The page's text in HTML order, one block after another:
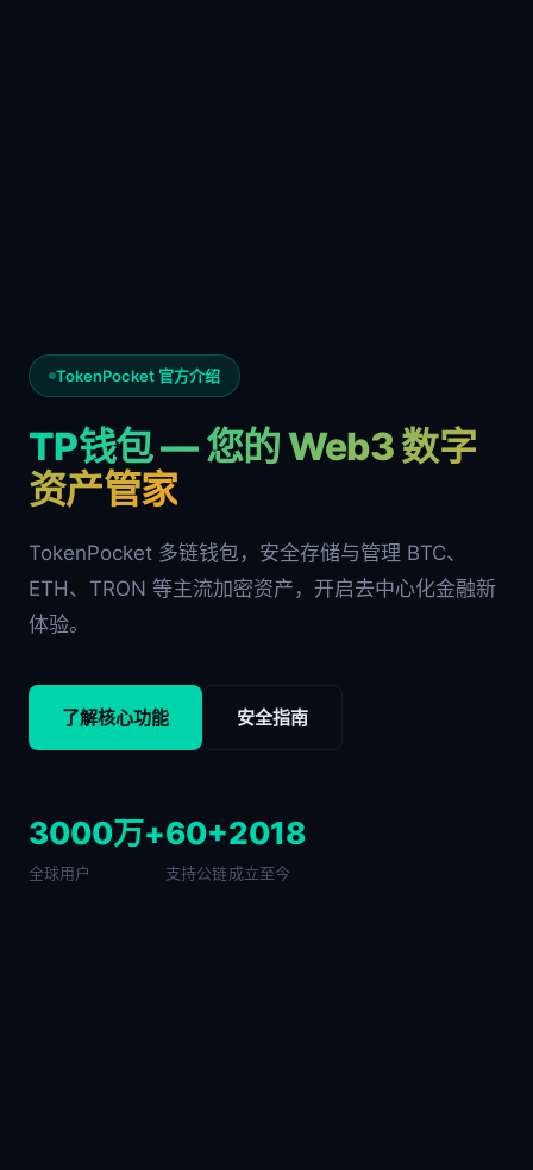
TokenPocket 官方介绍
TP钱包 — 您的 Web3 数字
资产管家
TokenPocket 多链钱包，安全存储与管理 BTC、
ETH、TRON 等主流加密资产，开启去中心化金融新
体验。
了解核心功能 安全指南
3000万+
全球用户
60+
支持公链
2018
成立至今